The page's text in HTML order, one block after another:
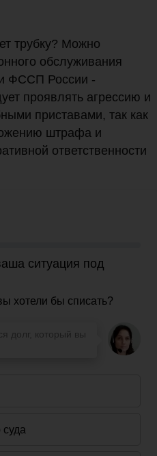
трубку? Можно
обслуживания
ФССП России -
проявлять агрессию и
приставами, так как
штрафа и
ответственности